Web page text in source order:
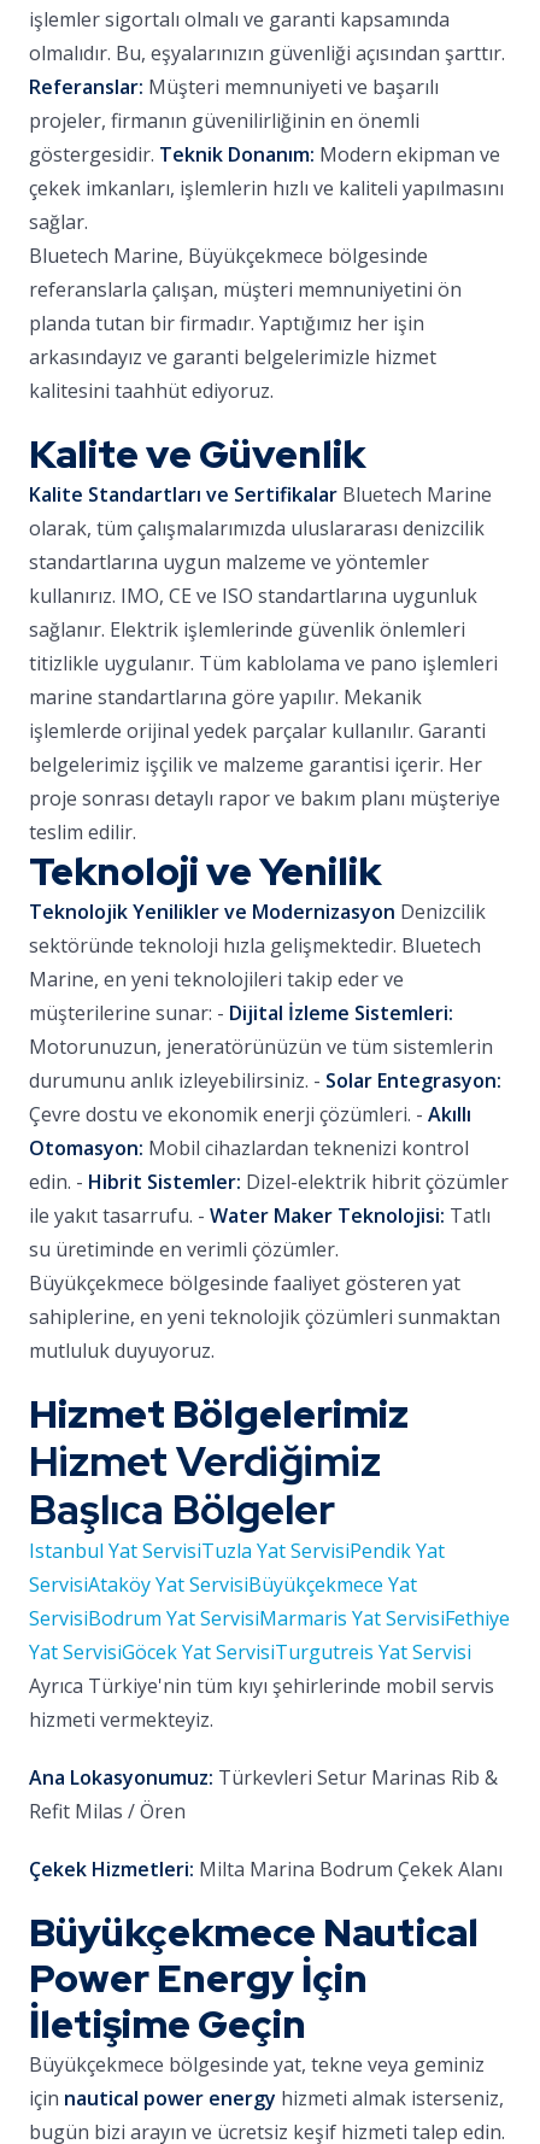
işlemler sigortalı olmalı ve garanti kapsamında
olmalıdır. Bu, eşyalarınızın güvenliği açısından şarttır.
Referanslar: Müşteri memnuniyeti ve başarılı
projeler, firmanın güvenilirliğinin en önemli
göstergesidir. Teknik Donanım: Modern ekipman ve
çekek imkanları, işlemlerin hızlı ve kaliteli yapılmasını
sağlar.
Bluetech Marine, Büyükçekmece bölgesinde
referanslarla çalışan, müşteri memnuniyetini ön
planda tutan bir firmadır. Yaptığımız her işin
arkasındayız ve garanti belgelerimizle hizmet
kalitesini taahhüt ediyoruz.
Kalite ve Güvenlik
Kalite Standartları ve Sertifikalar Bluetech Marine
olarak, tüm çalışmalarımızda uluslararası denizcilik
standartlarına uygun malzeme ve yöntemler
kullanırız. IMO, CE ve ISO standartlarına uygunluk
sağlanır. Elektrik işlemlerinde güvenlik önlemleri
titizlikle uygulanır. Tüm kablolama ve pano işlemleri
marine standartlarına göre yapılır. Mekanik
işlemlerde orijinal yedek parçalar kullanılır. Garanti
belgelerimiz işçilik ve malzeme garantisi içerir. Her
proje sonrası detaylı rapor ve bakım planı müşteriye
teslim edilir.
Teknoloji ve Yenilik
Teknolojik Yenilikler ve Modernizasyon Denizcilik
sektöründe teknoloji hızla gelişmektedir. Bluetech
Marine, en yeni teknolojileri takip eder ve
müşterilerine sunar: - Dijital İzleme Sistemleri:
Motorunuzun, jeneratörünüzün ve tüm sistemlerin
durumunu anlık izleyebilirsiniz. - Solar Entegrasyon:
Çevre dostu ve ekonomik enerji çözümleri. - Akıllı
Otomasyon: Mobil cihazlardan teknenizi kontrol
edin. - Hibrit Sistemler: Dizel-elektrik hibrit çözümler
ile yakıt tasarrufu. - Water Maker Teknolojisi: Tatlı
su üretiminde en verimli çözümler.
Büyükçekmece bölgesinde faaliyet gösteren yat
sahiplerine, en yeni teknolojik çözümleri sunmaktan
mutluluk duyuyoruz.
Hizmet Bölgelerimiz
Hizmet Verdiğimiz
Başlıca Bölgeler
Istanbul Yat ServisiTuzla Yat ServisiPendik Yat
ServisiAtaköy Yat ServisiBüyükçekmece Yat
ServisiBodrum Yat ServisiMarmaris Yat ServisiFethiye
Yat ServisiGöcek Yat ServisiTurgutreis Yat Servisi
Ayrıca Türkiye'nin tüm kıyı şehirlerinde mobil servis
hizmeti vermekteyiz.
Ana Lokasyonumuz: Türkevleri Setur Marinas Rib &
Refit Milas / Ören
Çekek Hizmetleri: Milta Marina Bodrum Çekek Alanı
Büyükçekmece Nautical
Power Energy İçin
İletişime Geçin
Büyükçekmece bölgesinde yat, tekne veya geminiz
için nautical power energy hizmeti almak isterseniz,
bugün bizi arayın ve ücretsiz keşif hizmeti talep edin.